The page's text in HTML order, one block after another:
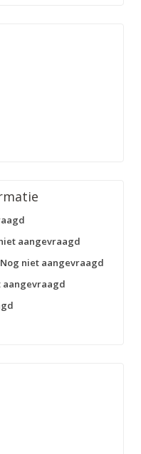
aangevraagd
Nog niet aangevraagd
aangevraagd